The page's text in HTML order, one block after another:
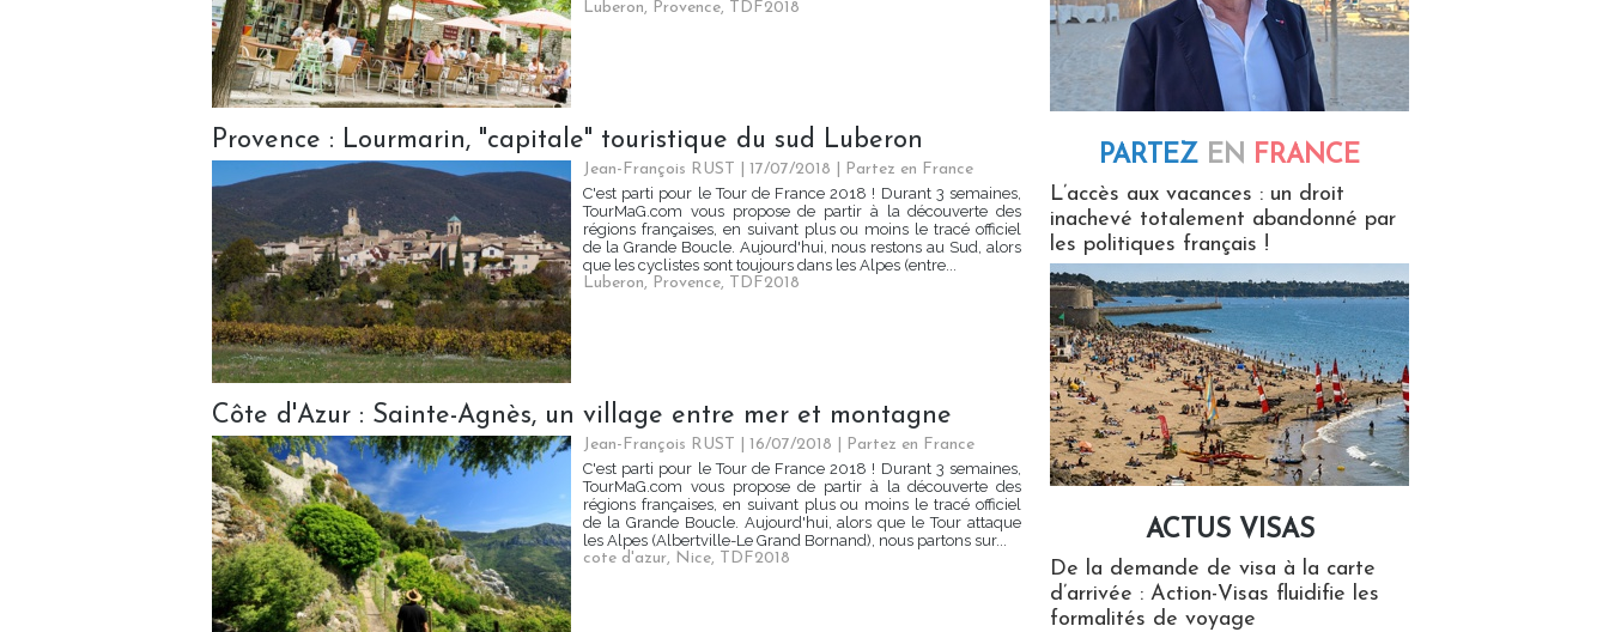
Luberon, Provence, TDF2018
Provence : Lourmarin, "capitale" touristique du sud Luberon
Jean-François RUST | 17/07/2018
Partez en France
C'est parti pour le Tour de France 2018 ! Durant 3 semaines,
TourMaG.com vous propose de partir à la découverte des
régions françaises, en suivant plus ou moins le tracé officiel
de la Grande Boucle. Aujourd'hui, nous restons au Sud, alors
que les cyclistes sont toujours dans les Alpes (entre...
Luberon, Provence, TDF2018
Côte d'Azur : Sainte-Agnès, un village entre mer et montagne
Jean-François RUST | 16/07/2018
Partez en France
C'est parti pour le Tour de France 2018 ! Durant 3 semaines,
TourMaG.com vous propose de partir à la découverte des
régions françaises, en suivant plus ou moins le tracé officiel
de la Grande Boucle. Aujourd'hui, alors que le Tour attaque
les Alpes (Albertville-Le Grand Bornand), nous partons sur...
cote d'azur, Nice, TDF2018
PARTEZ EN FRANCE
L’accès aux vacances : un droit
inachevé totalement abandonné par
les politiques français !
ACTUS VISAS
De la demande de visa à la carte
d’arrivée : Action-Visas fluidifie les
formalités de voyage